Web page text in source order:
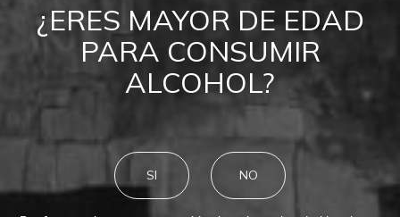
¿ERES MAYOR DE EDAD
PARA CONSUMIR
ALCOHOL?
SI NO
Tu otro yo